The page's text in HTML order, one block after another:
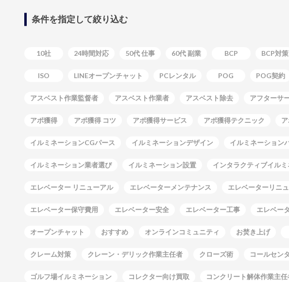
条件を指定して絞り込む
10社 24時間対応 50代 仕事 60代 副業 BCP BCP対策
ISO LINEオープンチャット PCレンタル POG POG契約
アスベスト作業監督者 アスベスト作業者 アスベスト除去 アフターサ
アポ獲得 アポ獲得 コツ アポ獲得サービス アポ獲得テクニック
イルミネーションCGパース イルミネーションデザイン イルミネーション
イルミネーション業者選び イルミネーション設置 インタラクティブイル
エレベーター リニューアル エレベーターメンテナンス エレベーターリニ
エレベーター保守費用 エレベーター安全 エレベーター工事 エレベー
オープンチャット おすすめ オンラインコミュニティ お焚き上げ
クレーム対策 クレーン・デリック作業主任者 クローズ術 コールセン
ゴルフ場イルミネーション コレクター向け買取 コンクリート解体作業主任